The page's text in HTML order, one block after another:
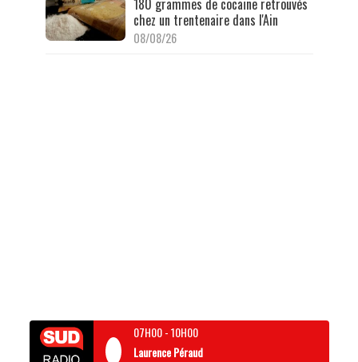
chez un trentenaire dans l'Ain
08/08/26
07H00-10H00
Laurence Péraud